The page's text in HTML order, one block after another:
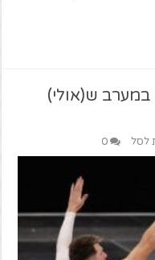
במערב ש(אולי)
לסל 0